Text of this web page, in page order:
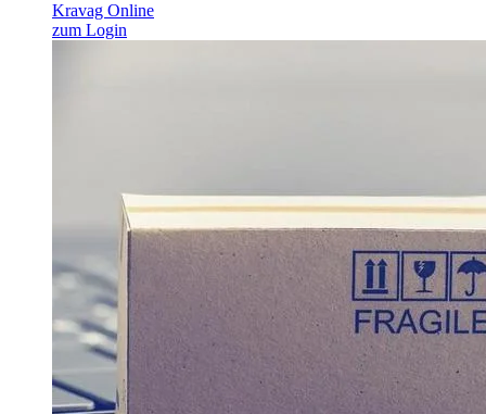
Kravag Online
zum Login